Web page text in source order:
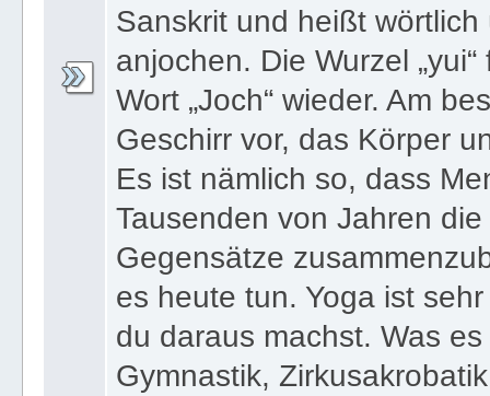
Sanskrit und heißt
anjochen. Die Wurzel
Wort „Joch“ wieder. Am
Geschirr vor, das Körper
Es ist nämlich so, dass
Tausenden von Jahren
Gegensätze
es heute tun. Yoga ist
du daraus machst. Was
Gymnastik,